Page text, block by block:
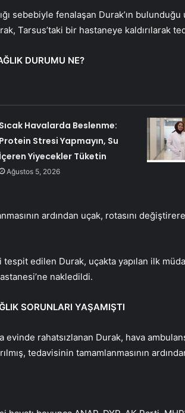
sebebiyle fenalaşan Durak’ın
Tarsus’taki bir hastaneye kaldırılarak
DURUMU NE?
Sıcak Havalarda Beslenme:
Protein Stresi Yapmayın, Su
İçeren Yiyecekler Tüketin
Ağustos 5, 2026
ardından uçak, rotasını
edilen Durak, uçakta yapılan ilk
nakledildi.
SORUNLARI YAŞAMIŞTI
evinde rahatsızlanan Durak, hava
tedavisinin tamamlanmasının